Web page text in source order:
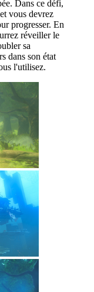
Dans ce défi,
vous devrez
progresser. En
réveiller le
sa
dans son état
l'utilisez.